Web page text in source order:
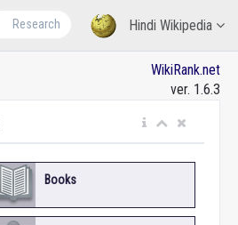
Hindi Wikipedia
Research
WikiRank.net
ver. 1.6.3
Books